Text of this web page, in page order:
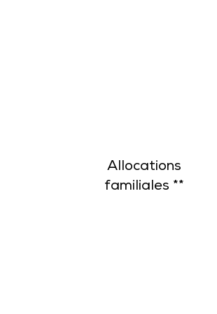
Allocations
familiales **